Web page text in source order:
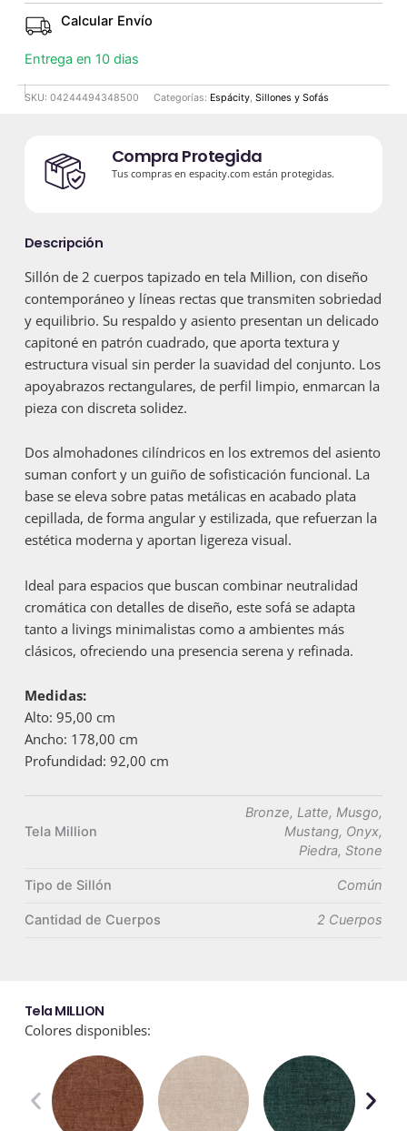
Entrega en 10 dias
Calcular Envío
SKU: 04244494348500 Categorías: Espácity, Sillones y Sofás
Compra Protegida
Tus compras en espacity.com están protegidas.
Descripción
Sillón de 2 cuerpos tapizado en tela Million, con diseño
contemporáneo y líneas rectas que transmiten sobriedad
y equilibrio. Su respaldo y asiento presentan un delicado
capitoné en patrón cuadrado, que aporta textura y
estructura visual sin perder la suavidad del conjunto. Los
apoyabrazos rectangulares, de perfil limpio, enmarcan la
pieza con discreta solidez.
Dos almohadones cilíndricos en los extremos del asiento
suman confort y un guiño de sofisticación funcional. La
base se eleva sobre patas metálicas en acabado plata
cepillada, de forma angular y estilizada, que refuerzan la
estética moderna y aportan ligereza visual.
Ideal para espacios que buscan combinar neutralidad
cromática con detalles de diseño, este sofá se adapta
tanto a livings minimalistas como a ambientes más
clásicos, ofreciendo una presencia serena y refinada.
Medidas:
Alto: 95,00 cm
Ancho: 178,00 cm
Profundidad: 92,00 cm
Tela Million
Bronze, Latte, Musgo,
Mustang, Onyx,
Piedra, Stone
Tipo de Sillón Común
Cantidad de Cuerpos 2 Cuerpos
Tela MILLION
Colores disponibles: